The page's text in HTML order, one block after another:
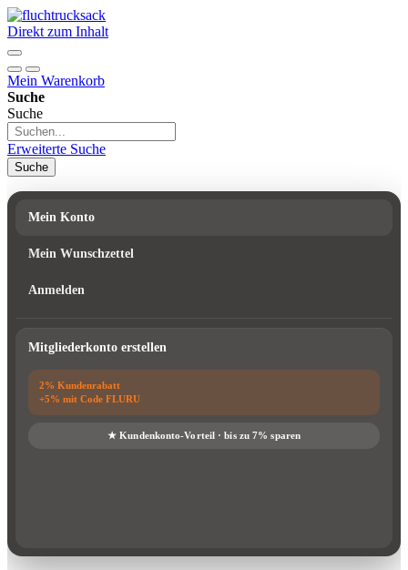
Direkt zum Inhalt
Mein Warenkorb
Suche
Suche
Erweiterte Suche
Suche
Mein Konto
Mein Wunschzettel
Anmelden
Mitgliederkonto erstellen